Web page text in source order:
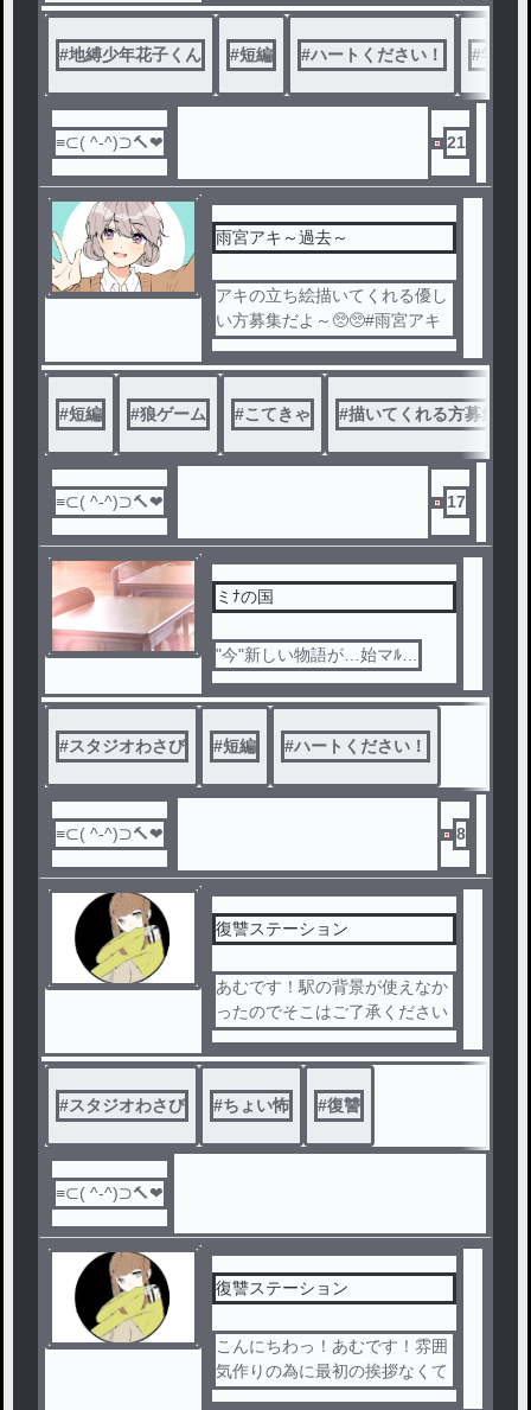
#地縛少年花子くん #短編 #ハートください！ #学パロ
21
雨宮アキ～過去～
アキの立ち絵描いてくれる優し
い方募集だよ～🥺🥺#雨宮アキ
ってハッシュ付けてくれたら見
に行くからね！
#短編 #狼ゲーム #こてきゃ #描いてくれる方募集
17
ミﾅの国
"今"新しい物語が…始マﾙ…
#スタジオわさび #短編 #ハートください！
8
復讐ステーション
あむです！駅の背景が使えなか
ったのでそこはご了承ください
…🥺🥺
#スタジオわさび #ちょい怖 #復讐
復讐ステーション
こんにちわっ！あむです！雰囲
気作りの為に最初の挨拶なくて
ごめんなさい…！スタジオわさ